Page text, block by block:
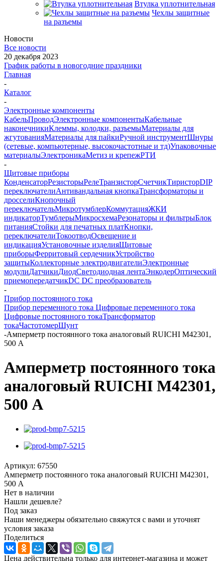
Втулка уплотнительная
Чехлы защитные
на разъемы
Новости
Все новости
20 декабря 2023
График работы в новогодние праздники
Главная
-
Каталог
-
Электронные компоненты
КабельПроводЭлектронные компонентыКабельные
наконечникиКлеммы, колодки, разъемыМатериалы для
жгутованияМатериалы для пайкиРучной инструментШнуры
(сетевые, компьютерные, высокочастотные и тд)Упаковочные
материалыЭлектроникаМетиз и крепежРТИ
-
Щитовые приборы
КонденсаторРезисторыРелеТранзисторСчетчикТиристорDIP
переключателиАнтивандальная кнопкаТрансформаторы и
дросселиКнопочный
переключательМикротумблерКоммутацияЖКИ
индикаторТумблерыМикросхемаРезонаторы и фильтрыБлок
питанияСтойки для печатных платКнопки,
переключателиТокоотводОсвещение и
индикацияУстановочные изделияЩитовые
приборыФерритовый сердечникУстройство
защитыКоллекторные электродвигателиЭлектронные
модулиДатчикиДиодСветодиодная лентаЭнкодерОптический
приемопередатчикDC DC преобразователь
-
Прибор постоянного тока
Прибор переменного тока Цифровые переменного тока
Цифровые постоянного токаТрансформатор
токаЧастотомерШунт
-Амперметр постоянного тока аналоговый RUICHI М42301,
500 А
Амперметр постоянного тока
аналоговый RUICHI М42301,
500 А
Артикул: 67550
Амперметр постоянного тока аналоговый RUICHI М42301,
500 А
Нет в наличии
Нашли дешевле?
Под заказ
Наши менеджеры обязательно свяжутся с вами и уточнят
условия заказа
Поделиться
Цена действительна только для интернет-магазина и может